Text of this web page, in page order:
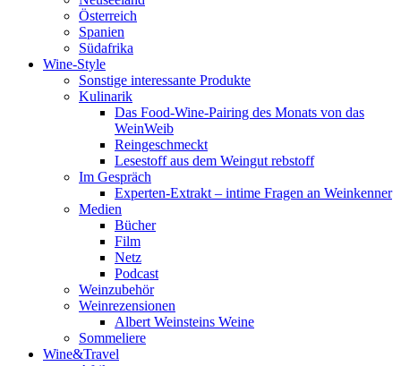
Österreich
Spanien
Südafrika
Wine-Style
Sonstige interessante Produkte
Kulinarik
Das Food-Wine-Pairing des Monats von das
WeinWeib
Reingeschmeckt
Lesestoff aus dem Weingut rebstoff
Im Gespräch
Experten-Extrakt – intime Fragen an Weinkenner
Medien
Bücher
Film
Netz
Podcast
Weinzubehör
Weinrezensionen
Albert Weinsteins Weine
Sommeliere
Wine&Travel